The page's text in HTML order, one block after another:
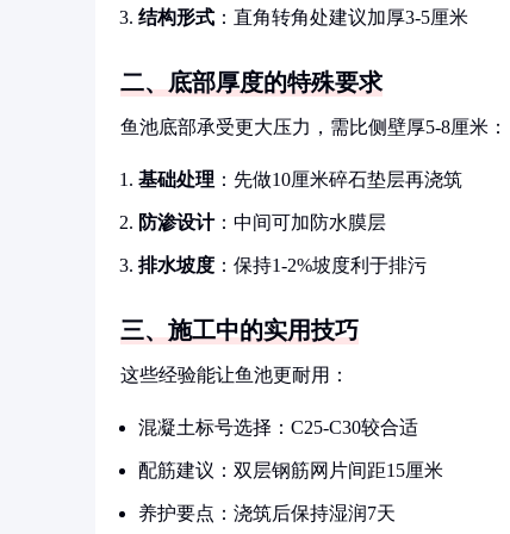
结构形式 ：直角转角处建议加厚3-5厘米
二、底部厚度的特殊要求
鱼池底部承受更大压力，需比侧壁厚5-8厘米：
基础处理 ：先做10厘米碎石垫层再浇筑
防渗设计：中间可加防水膜层
排水坡度 ：保持1-2%坡度利于排污
三、施工中的实用技巧
这些经验能让鱼池更耐用：
混凝土标号选择：C25-C30较合适
配筋建议：双层钢筋网片间距15厘米
养护要点：浇筑后保持湿润7天